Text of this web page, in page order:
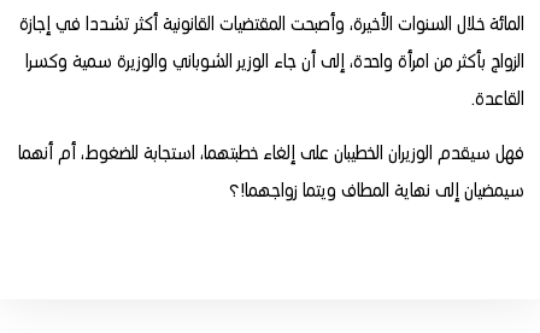
المائة خلال السنوات الأخيرة، وأصبحت المقتضيات القانونية أكثر تشددا في إجازة
الزواج بأكثر من امرأة واحدة، إلى أن جاء الوزير الشوباني والوزيرة سمية وكسرا
القاعدة.
فهل سيقدم الوزيران الخطيبان على إلغاء خطبتهما، استجابة للضغوط، أم أنهما
سيمضيان إلى نهاية المطاف ويتما زواجهما!؟